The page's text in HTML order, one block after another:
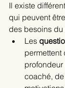
Il existe
qui peuvent
des besoins du
Les
permettent
coaché,